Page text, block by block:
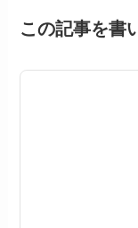
この記事を書